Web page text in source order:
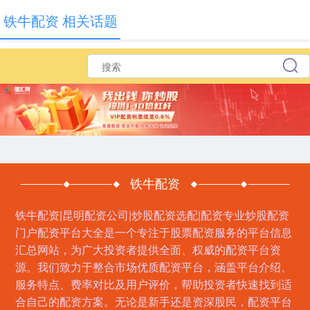
铁牛配资
铁牛配资|昆明配资公司|炒股配资选配|配资专业炒股配资
门户配资平台大全是一个专注于股票配资服务的平台信息
汇总网站，为广大投资者提供全面、权威的配资平台资
源。我们致力于整合市场优质配资平台，涵盖平台介绍、
服务特点、费率对比及用户评价，帮助投资者快速找到适
合自己的配资方案。无论是新手还是资深股民，配资平台
铁牛配资 相关话题